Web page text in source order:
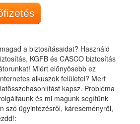
a biztosításaidat? Használd
KGFB és CASCO biztosítás
Miért előnyösebb ez
alkuszok felületei? Mert
kapsz. Probléma
és mi magunk segítünk
szó ügyintézésről, káreseményről,